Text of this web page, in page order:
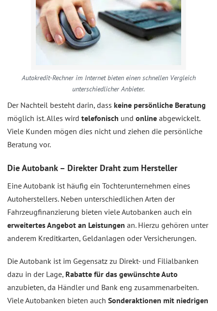
Autokredit-Rechner im Internet bieten einen schnellen Vergleich
unterschiedlicher Anbieter.
Der Nachteil besteht darin, dass keine persönliche Beratung
möglich ist. Alles wird telefonisch und online abgewickelt.
Viele Kunden mögen dies nicht und ziehen die persönliche
Beratung vor.
Die Autobank – Direkter Draht zum Hersteller
Eine Autobank ist häufig ein Tochterunternehmen eines
Autoherstellers. Neben unterschiedlichen Arten der
Fahrzeugfinanzierung bieten viele Autobanken auch ein
erweitertes Angebot an Leistungen an. Hierzu gehören unter
anderem Kreditkarten, Geldanlagen oder Versicherungen.
Die Autobank ist im Gegensatz zu Direkt- und Filialbanken
dazu in der Lage, Rabatte für das gewünschte Auto
anzubieten, da Händler und Bank eng zusammenarbeiten.
Viele Autobanken bieten auch Sonderaktionen mit niedrigen